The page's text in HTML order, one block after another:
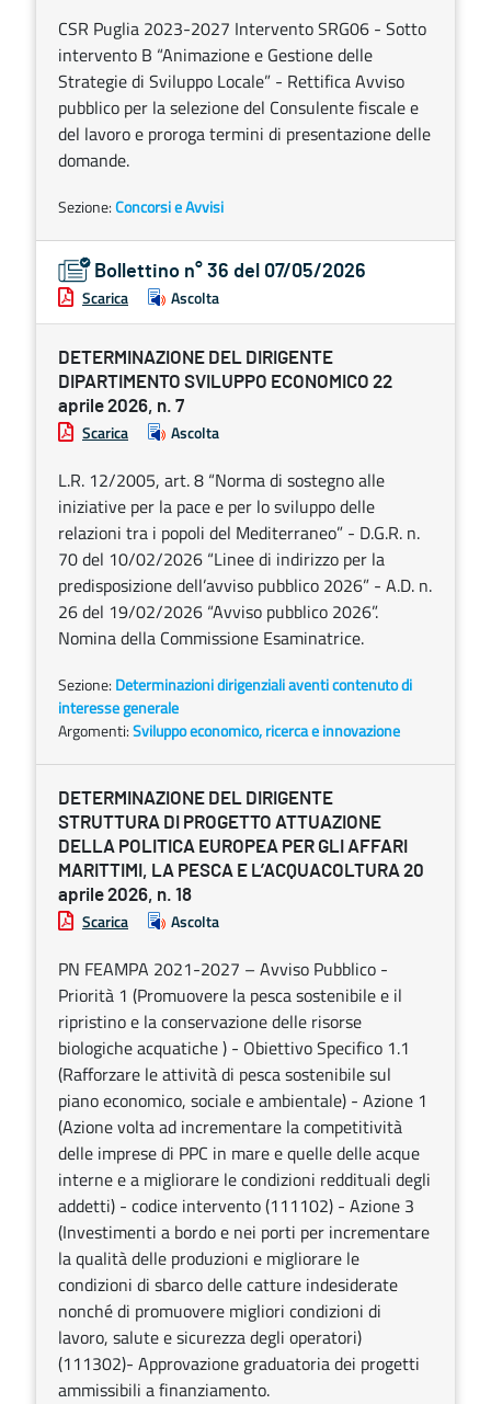
CSR Puglia 2023-2027 Intervento SRG06 - Sotto
intervento B “Animazione e Gestione delle
Strategie di Sviluppo Locale” - Rettifica Avviso
pubblico per la selezione del Consulente fiscale e
del lavoro e proroga termini di presentazione delle
domande.
Sezione:Concorsi e Avvisi
Bollettino n° 36 del 07/05/2026
Scarica Ascolta
DETERMINAZIONE DEL DIRIGENTE
DIPARTIMENTO SVILUPPO ECONOMICO 22
aprile 2026, n. 7
Scarica Ascolta
L.R. 12/2005, art. 8 “Norma di sostegno alle
iniziative per la pace e per lo sviluppo delle
relazioni tra i popoli del Mediterraneo” - D.G.R. n.
70 del 10/02/2026 “Linee di indirizzo per la
predisposizione dell’avviso pubblico 2026” - A.D. n.
26 del 19/02/2026 “Avviso pubblico 2026”.
Nomina della Commissione Esaminatrice.
Sezione: Determinazioni dirigenziali aventi contenuto di
interesse generale
Argomenti:Sviluppo economico, ricerca e innovazione
DETERMINAZIONE DEL DIRIGENTE
STRUTTURA DI PROGETTO ATTUAZIONE
DELLA POLITICA EUROPEA PER GLI AFFARI
MARITTIMI, LA PESCA E L’ACQUACOLTURA 20
aprile 2026, n. 18
Scarica Ascolta
PN FEAMPA 2021-2027 – Avviso Pubblico -
Priorità 1 (Promuovere la pesca sostenibile e il
ripristino e la conservazione delle risorse
biologiche acquatiche ) - Obiettivo Specifico 1.1
(Rafforzare le attività di pesca sostenibile sul
piano economico, sociale e ambientale) - Azione 1
(Azione volta ad incrementare la competitività
delle imprese di PPC in mare e quelle delle acque
interne e a migliorare le condizioni reddituali degli
addetti) - codice intervento (111102) - Azione 3
(Investimenti a bordo e nei porti per incrementare
la qualità delle produzioni e migliorare le
condizioni di sbarco delle catture indesiderate
nonché di promuovere migliori condizioni di
lavoro, salute e sicurezza degli operatori)
(111302)- Approvazione graduatoria dei progetti
ammissibili a finanziamento.